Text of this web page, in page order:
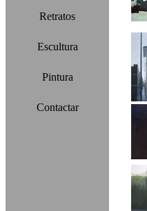
Retratos
Escultura
Pintura
Contactar